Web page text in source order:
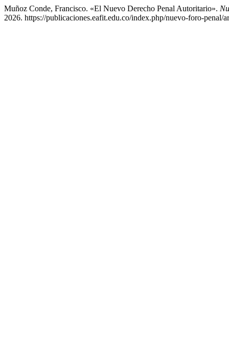
Muñoz Conde, Francisco. «El Nuevo Derecho Penal Autoritario».
2026. https://publicaciones.eafit.edu.co/index.php/nuevo-foro-penal/